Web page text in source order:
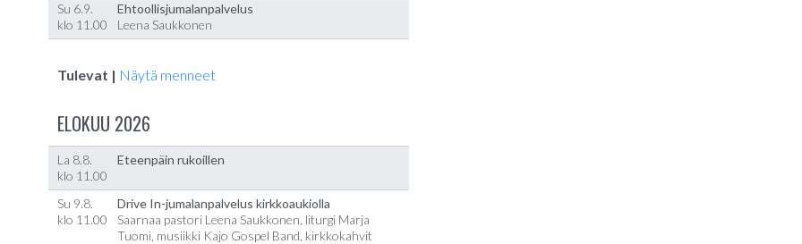
Su 6.9.
klo 11.00
Ehtoollisjumalanpalvelus
Leena Saukkonen
Tulevat | Näytä menneet
ELOKUU 2026
La 8.8.
klo 11.00
Eteenpäin rukoillen
Su 9.8.
klo 11.00
Drive In-jumalanpalvelus kirkkoaukiolla
Saarnaa pastori Leena Saukkonen, liturgi Marja
Tuomi, musiikki Kajo Gospel Band, kirkkokahvit